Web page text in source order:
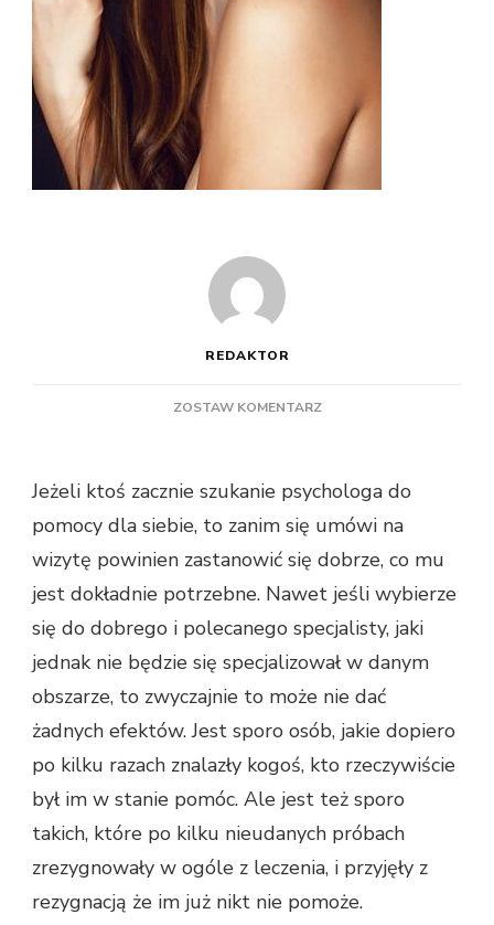
REDAKTOR
ZOSTAW KOMENTARZDO
ZWRÓCIĆ
SWOJĄ
PODCZAS
WYBORU
Jeżeli ktoś zacznie szukanie psychologa do
pomocy dla siebie, to zanim się umówi na
wizytę powinien zastanowić się dobrze, co mu
jest dokładnie potrzebne. Nawet jeśli wybierze
się do dobrego i polecanego specjalisty, jaki
jednak nie będzie się specjalizował w danym
obszarze, to zwyczajnie to może nie dać
żadnych efektów. Jest sporo osób, jakie dopiero
po kilku razach znalazły kogoś, kto rzeczywiście
był im w stanie pomóc. Ale jest też sporo
takich, które po kilku nieudanych próbach
zrezygnowały w ogóle z leczenia, i przyjęły z
rezygnacją że im już nikt nie pomoże.